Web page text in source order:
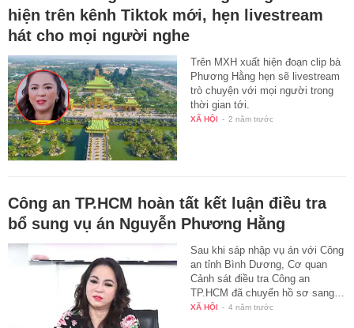
hiện trên kênh Tiktok mới, hẹn livestream
hát cho mọi người nghe
Trên MXH xuất hiện đoạn clip bà
Phương Hằng hẹn sẽ livestream
trò chuyện với mọi người trong
thời gian tới.
XÃ HỘI - 2 năm trước
Công an TP.HCM hoàn tất kết luận điều tra
bổ sung vụ án Nguyễn Phương Hằng
Sau khi sáp nhập vụ án với Công
an tỉnh Bình Dương, Cơ quan
Cảnh sát điều tra Công an
TP.HCM đã chuyển hồ sơ sang…
XÃ HỘI - 4 năm trước